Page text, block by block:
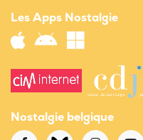
Les Apps Nostalgie
Nostalgie belgique